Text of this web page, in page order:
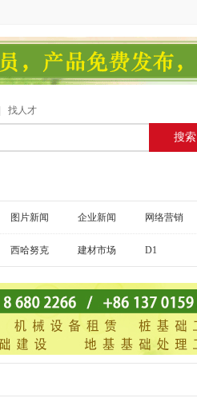
找人才
搜索
图片新闻 企业新闻 网络营销
西哈努克 建材市场 D1